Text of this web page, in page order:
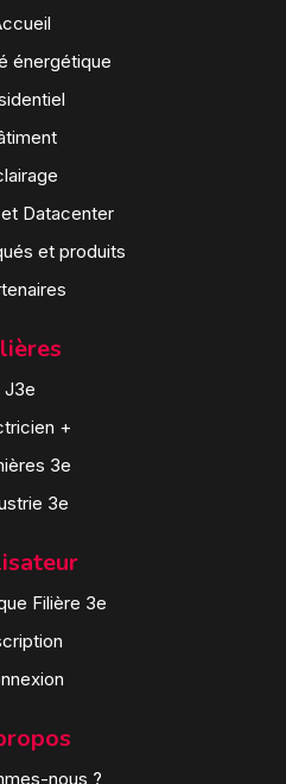
énergétique
Datacenter
et produits
J3e
+
3e
3e
Filière 3e
nous ?